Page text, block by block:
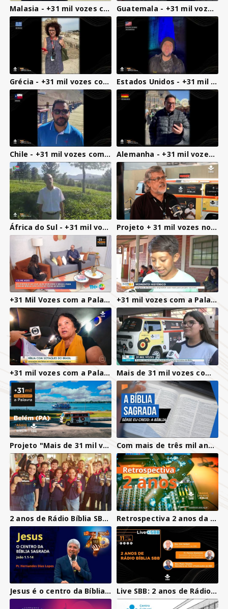
Malasia - +31 mil vozes com a Palavra Guatemala - +31 mil vozes com a Palavra
Grécia - +31 mil vozes com a Palavra Estados Unidos - +31 mil vozes com a Palavra
Chile - +31 mil vozes com a Palavra Alemanha - +31 mil vozes com a Palavra
África do Sul - +31 mil vozes com a Palavra Projeto + 31 mil vozes no JCTV - Estúdio móvel em São José do Rio Preto-SP
+31 Mil Vozes com a Palavra em São José do Rio Preto (SP) | Reportagem SBT Interior +31 mil vozes com a Palavra entre os Kaiwá
+31 mil vozes com a Palavra - Bíblia com Sotaques do Brasil - Jornal Hoje Mais de 31 mil vozes com a Palavra, no Rio de Janeiro
Projeto "Mais de 31 mil vozes com a Palavra" em Belém, Pará Com mais de três mil anos, Bíblia continua sendo fonte de inspiração
2 anos de Rádio Bíblia SBB - Mais de 31 mil vozes com a Palavra Retrospectiva 2 anos da Rádio Bíblia SBB
Jesus é o centro da Bíblia Sagrada, Pr. Hernandes Dias Lopes - Mensagem do Culto de 75 anos da SBB Live SBB: 2 anos de Rádio Bíblia SBB